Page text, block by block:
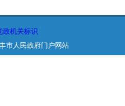
市人民政府门户网站